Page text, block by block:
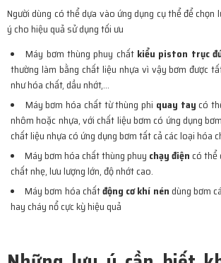
Người dùng có thể dựa vào ứng dụng cụ thể để chọn
ý cho hiệu quả sử dụng tối ưu
Máy bơm thùng phuy chất kiểu piston trục
thường làm bằng chất liệu nhựa vì vậy bơm được
như hóa chất, dầu nhớt,…
Máy bơm hóa chất từ thùng phi quay taycó
nhôm hoặc nhựa, với chất liệu bơm có ứng dụng
chất liệu nhựa có ứng dụng bơm tất cả các loại hóa
Máy bơm hóa chất thùng phuy chạy điệncó thể
chất nhẹ, lưu lượng lớn, độ nhớt cao.
Máy bơm hóa chấtđộng cơ khí néndùng bơm
hay cháy nổ cực kỳ hiệu quả